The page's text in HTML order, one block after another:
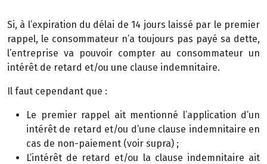
Si, à l’expiration du délai de 14 jours laissé par le premier
rappel, le consommateur n’a toujours pas payé sa dette,
l’entreprise va pouvoir compter au consommateur un
intérêt de retard et/ou une clause indemnitaire.
Il faut cependant que :
Le premier rappel ait mentionné l’application d’un
intérêt de retard et/ou d’une clause indemnitaire en
cas de non-paiement (voir supra) ;
L’intérêt de retard et/ou la clause indemnitaire ait